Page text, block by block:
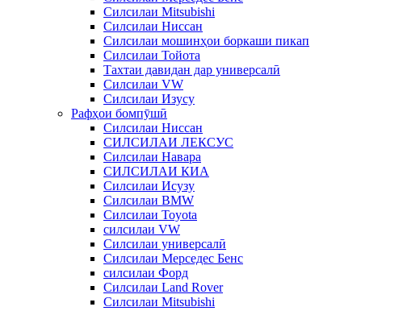
Силсилаи Mitsubishi
Силсилаи Ниссан
Силсилаи мошинҳои боркаши пикап
Силсилаи Тойота
Тахтаи давидан дар универсалӣ
Силсилаи VW
Силсилаи Изусу
Рафҳои бомпӯшӣ
Силсилаи Ниссан
СИЛСИЛАИ ЛЕКСУС
Силсилаи Навара
СИЛСИЛАИ КИА
Силсилаи Исузу
Силсилаи BMW
Силсилаи Toyota
силсилаи VW
Силсилаи универсалӣ
Силсилаи Мерседес Бенс
силсилаи Форд
Силсилаи Land Rover
Силсилаи Mitsubishi